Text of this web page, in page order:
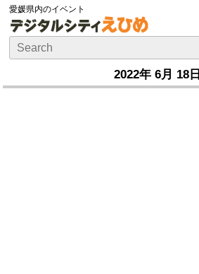
愛媛県内のイベント
2022年 6月 18日